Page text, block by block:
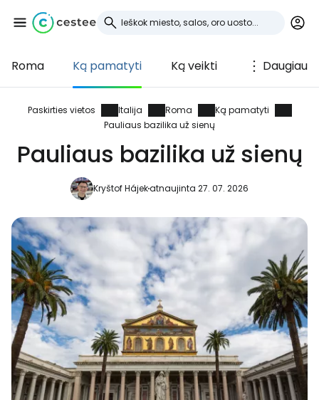
Roma Ką pamatyti Ką veikti Daugiau
Paskirties vietos Italija Roma
Ką pamatyti
Pauliaus bazilika už sienų
Pauliaus bazilika už sienų
Kryštof Hájekatnaujinta 27. 07. 2026
Prisijunkite prie
Cestee
... pasaulinė kelionių bendruomenė
Tęsti su Google
Tęsti su Facebook
Tęsti el. paštu